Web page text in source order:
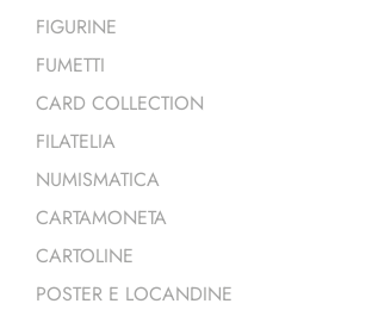
FIGURINE
FUMETTI
CARD COLLECTION
FILATELIA
NUMISMATICA
CARTAMONETA
CARTOLINE
POSTER E LOCANDINE